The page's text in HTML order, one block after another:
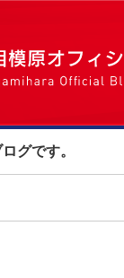
グです。